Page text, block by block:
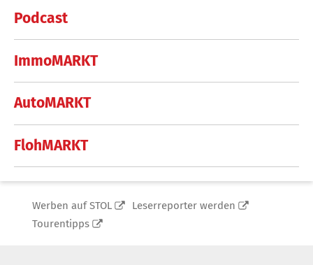
Podcast
ImmoMARKT
AutoMARKT
FlohMARKT
Werben auf STOL
Leserreporter werden
Tourentipps